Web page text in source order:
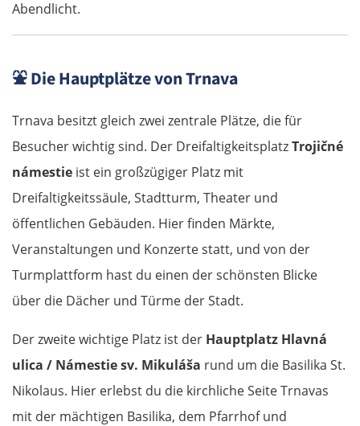
Abendlicht.
⛲Die Hauptplätze von Trnava
Trnava besitzt gleich zwei zentrale Plätze, die für
Besucher wichtig sind. Der DreifaltigkeitsplatzTrojičné
námestie ist ein großzügiger Platz mit
Dreifaltigkeitssäule, Stadtturm, Theater und
öffentlichen Gebäuden. Hier finden Märkte,
Veranstaltungen und Konzerte statt, und von der
Turmplattform hast du einen der schönsten Blicke
über die Dächer und Türme der Stadt.
Der zweite wichtige Platz ist der Hauptplatz Hlavná
ulica / Námestie sv. Mikuláša rund um die Basilika St.
Nikolaus. Hier erlebst du die kirchliche Seite Trnavas
mit der mächtigen Basilika, dem Pfarrhof und